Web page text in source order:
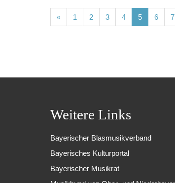
« 1 (current)
2(current)
3(current)
4(current)
5(current)
6 7
Weitere Links
Bayerischer Blasmusikverband
Bayerisches Kulturportal
Bayerischer Musikrat